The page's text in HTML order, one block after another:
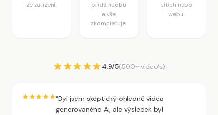
ze zařízení.
přidá hudbu
a vše
zkompletuje.
sítích nebo
webu.
4.9/5(500+ video's)
"Byl jsem skeptický ohledně videa
generovaného AI, ale výsledek byl